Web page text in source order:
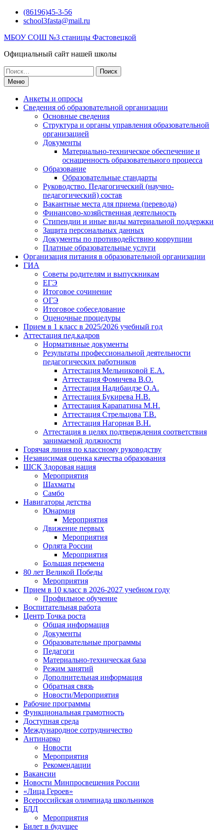
Перейти(86196)45-3-56
school3fasta@mail.ru
МБОУ СОШ №3 станицы Фастовецкой
Официальный сайт нашей школы
Поиск
по:Меню
Анкеты и опросы
Сведения об образовательной организации
Основные сведения
Структура и органы управления образовательной
организацией
Документы
Материально-техническое обеспечение и
оснащенность образовательного процесса
Образование
Образовательные стандарты
Руководство. Педагогический (научно-
педагогический) состав
Вакантные места для приема (перевода)
Финансово-хозяйственная деятельность
Стипендии и иные виды материальной поддержки
Защита персональных данных
Документы по противодействию коррупции
Платные образовательные услуги
Организация питания в образовательной организации
ГИА
Советы родителям и выпускникам
ЕГЭ
Итоговое сочинение
ОГЭ
Итоговое собеседование
Оценочные процедуры
Прием в 1 класс в 2025/2026 учебный год
Аттестация пед.кадров
Нормативные документы
Результаты профессиональной деятельности
педагогических работников
Аттестация Мельниковой Е.А.
Аттестация Фомичева В.О.
Аттестация Надибаидзе О.А.
Аттестация Букирева Н.В.
Аттестация Карапатина М.Н.
Аттестация Стрельцова Т.В.
Аттестация Нагорная В.Н.
Аттестация в целях подтверждения соответствия
занимаемой должности
Горячая линия по классному руководству
Независимая оценка качества образования
ШСК Здоровая нация
Мероприятия
Шахматы
Самбо
Навигаторы детства
Юнармия
Мероприятия
Движение первых
Мероприятия
Орлята России
Мероприятия
Большая перемена
80 лет Великой Победы
Мероприятия
Прием в 10 класс в 2026-2027 учебном году
Профильное обучение
Воспитательная работа
Центр Точка роста
Общая информация
Документы
Образовательные программы
Педагоги
Материально-техническая база
Режим занятий
Дополнительная информация
Обратная связь
Новости/Мероприятия
Рабочие программы
Функциональная грамотность
Доступная среда
Международное сотрудничество
Антинарко
Новости
Мероприятия
Рекомендации
Вакансии
Новости Минпросвещения России
«Лица Героев»
Всероссийская олимпиада школьников
БДД
Мероприятия
Билет в будущее